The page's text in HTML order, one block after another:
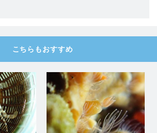
こちらもおすすめ